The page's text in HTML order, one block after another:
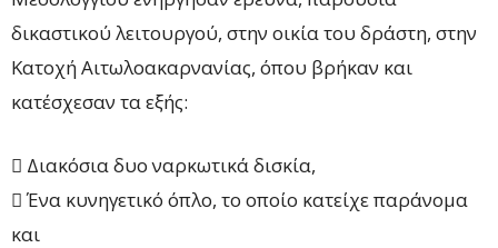
δικαστικού λειτουργού, στην οικία του δράστη, στην
Κατοχή Αιτωλοακαρνανίας, όπου βρήκαν και
κατέσχεσαν τα εξής:
 Διακόσια δυο ναρκωτικά δισκία,
 Ένα κυνηγετικό όπλο, το οποίο κατείχε παράνομα
και